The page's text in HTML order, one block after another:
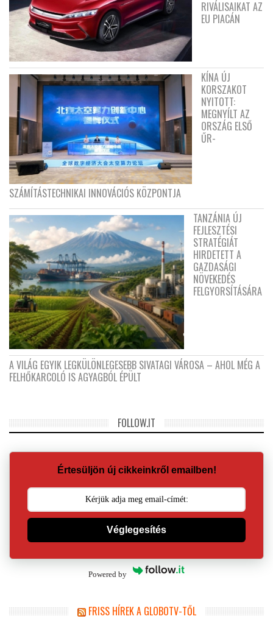
RIVÁLISAIKAT AZ
EU PIACÁN
KÍNA ÚJ
KORSZAKOT
NYITOTT:
MEGNYÍLT AZ
ORSZÁG ELSŐ
ŰR-
SZÁMÍTÁSTECHNIKAI INNOVÁCIÓS KÖZPONTJA
TANZÁNIA ÚJ
FEJLESZTÉSI
STRATÉGIÁT
HIRDETETT A
GAZDASÁGI
NÖVEKEDÉS
FELGYORSÍTÁSÁRA
A VILÁG EGYIK LEGKÜLÖNLEGESEBB SIVATAGI VÁROSA – AHOL MÉG A
FELHŐKARCOLÓ IS AGYAGBÓL ÉPÜLT
FOLLOW.IT
Értesüljön új cikkeinkről emailben!
Véglegesítés
Powered by
FRISS HÍREK A GLOBOTV-TŐL